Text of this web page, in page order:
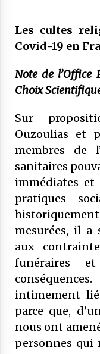
28
9
6
Les cultes
Covid-19 en
Note de l’Office
Choix
Sur
Ouzoulias et
membres de
sanitaires
immédiates
pratiques
historiquement
mesurées, il a
aux
funéraires
intimement
parce que,
nous ont
personnes qui